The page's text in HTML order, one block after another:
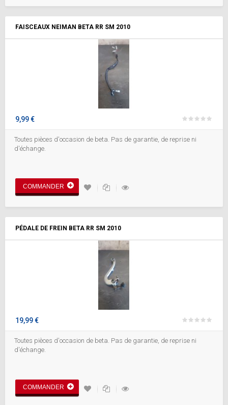
FAISCEAUX NEIMAN BETA RR SM 2010
9,99 €
Toutes pièces d'occasion de beta. Pas de garantie, de reprise ni
d'échange.
COMMANDER
PÉDALE DE FREIN BETA RR SM 2010
19,99 €
Toutes pièces d'occasion de beta. Pas de garantie, de reprise ni
d'échange.
COMMANDER